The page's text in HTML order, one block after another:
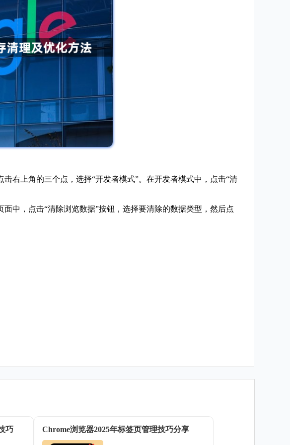
右上角的三个点，选择“开发者模式”。在开发者模式中，点击“清
中，点击“清除浏览数据”按钮，选择要清除的数据类型，然后点
巧 Chrome浏览器2025年标签页管理技巧分享